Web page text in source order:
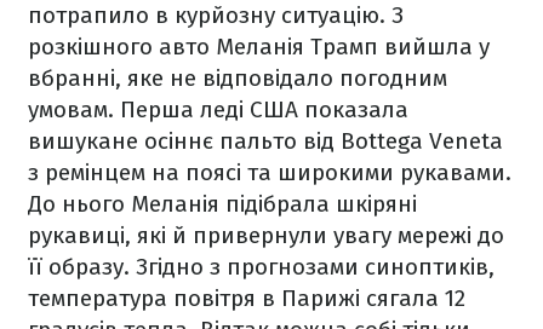
потрапило в курйозну ситуацію. З
розкішного авто Меланія Трамп вийшла у
вбранні, яке не відповідало погодним
умовам. Перша леді США показала
вишукане осіннє пальто від Bottega Veneta
з ремінцем на поясі та широкими рукавами.
До нього Меланія підібрала шкіряні
рукавиці, які й привернули увагу мережі до
її образу. Згідно з прогнозами синоптиків,
температура повітря в Парижі сягала 12